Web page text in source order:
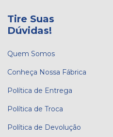
Tire Suas
Dúvidas!
Quem Somos
Conheça Nossa Fábrica
Política de Entrega
Política de Troca
Política de Devolução